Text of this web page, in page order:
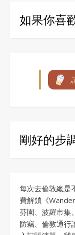
如果你喜
剛好的步
每次去倫敦總是
費解鎖《
芬園、波羅市集
防竊、倫敦通行